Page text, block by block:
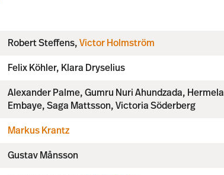
Robert Steffens, Victor Holmström
Felix Köhler, Klara Dryselius
Alexander Palme, Gumru Nuri Ahundzada, Hermela
Embaye, Saga Mattsson, Victoria Söderberg
Markus Krantz
Gustav Månsson